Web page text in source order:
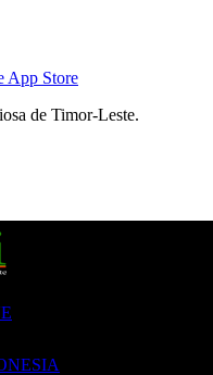
de Timor-Leste.